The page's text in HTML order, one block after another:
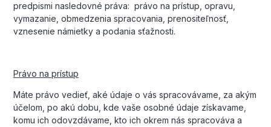
predpismi nasledovné práva: právo na prístup, opravu,
vymazanie, obmedzenia spracovania, prenositeľnosť,
vznesenie námietky a podania sťažnosti.
Právo na prístup
Máte právo vedieť, aké údaje o vás spracovávame, za akým
účelom, po akú dobu, kde vaše osobné údaje získavame,
komu ich odovzdávame, kto ich okrem nás spracováva a